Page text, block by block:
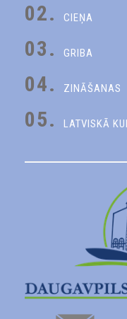
02. CIEŅA
03. GRIBA
04. ZINĀŠANAS
05. LATVISKĀ